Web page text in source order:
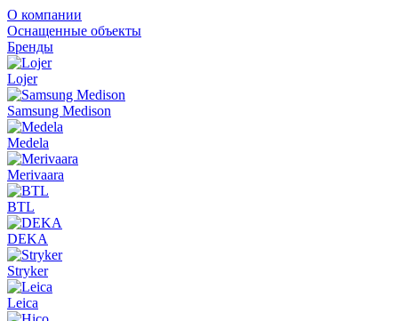
О компании
Оснащенные объекты
Бренды
Lojer
Samsung Medison
Medela
Merivaara
BTL
DEKA
Stryker
Leica